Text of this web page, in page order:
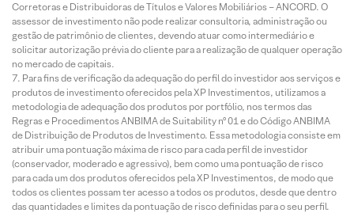
Corretoras e Distribuidoras de Títulos e Valores Mobiliários – ANCORD. O
assessor de investimento não pode realizar consultoria, administração ou
gestão de patrimônio de clientes, devendo atuar como intermediário e
solicitar autorização prévia do cliente para a realização de qualquer operação
no mercado de capitais.
Para fins de verificação da adequação do perfil do investidor aos serviços e
produtos de investimento oferecidos pela XP Investimentos, utilizamos a
metodologia de adequação dos produtos por portfólio, nos termos das
Regras e Procedimentos ANBIMA de Suitability nº 01 e do Código ANBIMA
de Distribuição de Produtos de Investimento. Essa metodologia consiste em
atribuir uma pontuação máxima de risco para cada perfil de investidor
(conservador, moderado e agressivo), bem como uma pontuação de risco
para cada um dos produtos oferecidos pela XP Investimentos, de modo que
todos os clientes possam ter acesso a todos os produtos, desde que dentro
das quantidades e limites da pontuação de risco definidas para o seu perfil.